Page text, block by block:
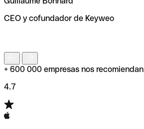
de enviar tu transferencia.
CEO y cofundador de Keyweo
+ 600 000 empresas nos recomiendan
4.7